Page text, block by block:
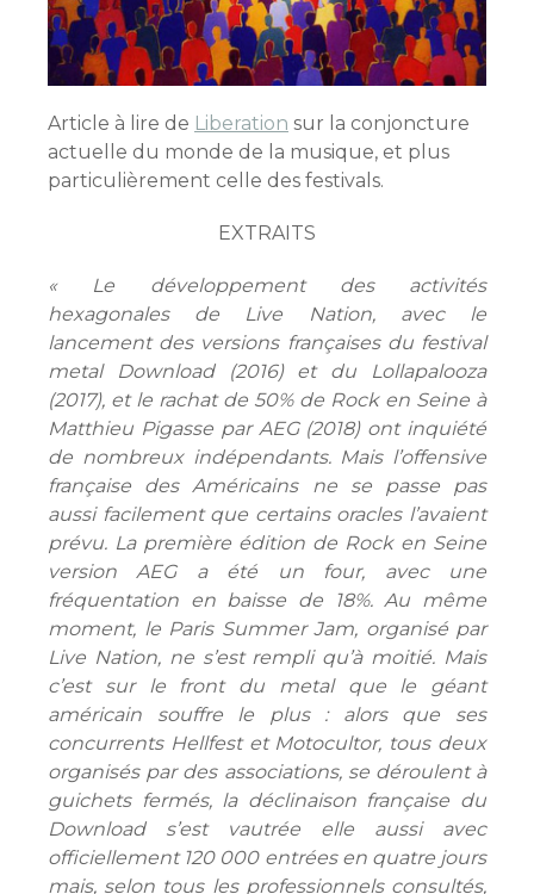
Article à lire de Liberation sur la conjoncture
actuelle du monde de la musique, et plus
particulièrement celle des festivals.
EXTRAITS
« Le développement des activités
hexagonales de Live Nation, avec le
lancement des versions françaises du festival
metal Download (2016) et du Lollapalooza
(2017), et le rachat de 50% de Rock en Seine à
Matthieu Pigasse par AEG (2018) ont inquiété
de nombreux indépendants. Mais l’offensive
française des Américains ne se passe pas
aussi facilement que certains oracles l’avaient
prévu. La première édition de Rock en Seine
version AEG a été un four, avec une
fréquentation en baisse de 18%. Au même
moment, le Paris Summer Jam, organisé par
Live Nation, ne s’est rempli qu’à moitié. Mais
c’est sur le front du metal que le géant
américain souffre le plus : alors que ses
concurrents Hellfest et Motocultor, tous deux
organisés par des associations, se déroulent à
guichets fermés, la déclinaison française du
Download s’est vautrée elle aussi avec
officiellement 120 000 entrées en quatre jours
mais, selon tous les professionnels consultés,